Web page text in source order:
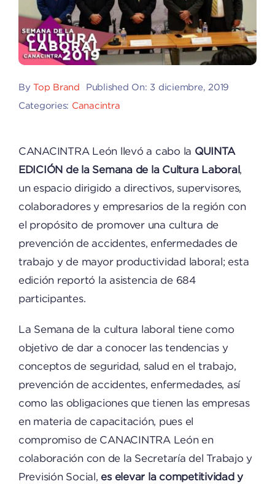
ByTop Brand
Published On: 3 diciembre, 2019
Categories: Canacintra
CANACINTRA León llevó a cabo la QUINTA
EDICIÓN de la Semana de la Cultura Laboral ,
un espacio dirigido a directivos, supervisores,
colaboradores y empresarios de la región con
el propósito de promover una cultura de
prevención de accidentes, enfermedades de
trabajo y de mayor productividad laboral; esta
edición reportó la asistencia de 684
participantes.
La Semana de la cultura laboral tiene como
objetivo de dar a conocer las tendencias y
conceptos de seguridad, salud en el trabajo,
prevención de accidentes, enfermedades, así
como las obligaciones que tienen las empresas
en materia de capacitación, pues el
compromiso de CANACINTRA León en
colaboración con de la Secretaría del Trabajo y
Previsión Social, es elevar la competitividad y